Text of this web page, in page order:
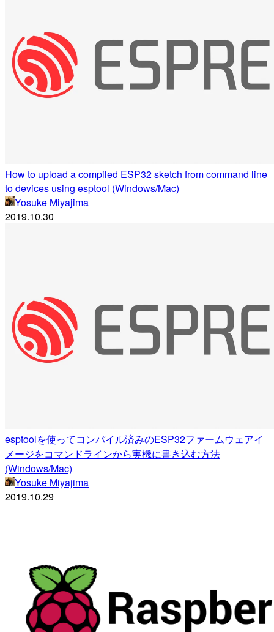
How to upload a compiled ESP32 sketch from command line
to devices using esptool (Windows/Mac)
Yosuke Miyajima
2019.10.30
esptoolを使ってコンパイル済みのESP32ファームウェアイ
メージをコマンドラインから実機に書き込む方法
(Windows/Mac)
Yosuke Miyajima
2019.10.29